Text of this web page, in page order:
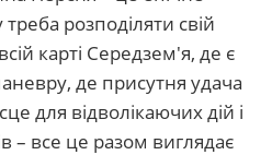
розподіляти свій
карті Середзем'я, де є
де присутня удача
для відволікаючих дій і
– все це разом виглядає